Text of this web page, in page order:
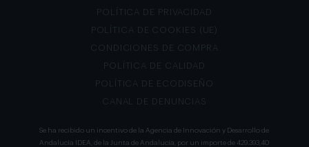
POLÍTICA DE PRIVACIDAD
POLÍTICA DE COOKIES (UE)
CONDICIONES DE COMPRA
POLÍTICA DE CALIDAD
POLÍTICA DE ECODISEÑO
CANAL DE DENUNCIAS
Se ha recibido un incentivo de la Agencia de Innovación y Desarrollo de
Andalucía IDEA, de la Junta de Andalucía, por un importe de 429.393,40